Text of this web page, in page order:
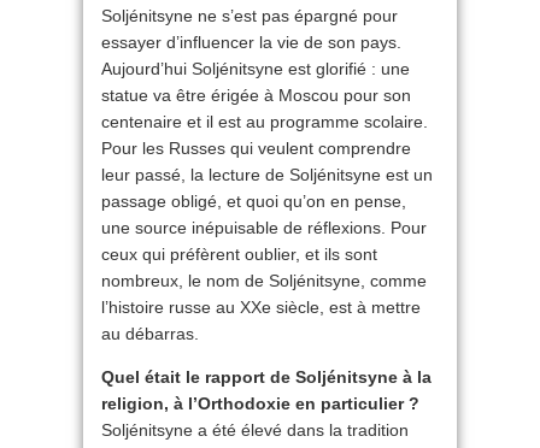
Soljénitsyne ne s’est pas épargné pour
essayer d’influencer la vie de son pays.
Aujourd’hui Soljénitsyne est glorifié : une
statue va être érigée à Moscou pour son
centenaire et il est au programme scolaire.
Pour les Russes qui veulent comprendre
leur passé, la lecture de Soljénitsyne est un
passage obligé, et quoi qu’on en pense,
une source inépuisable de réflexions. Pour
ceux qui préfèrent oublier, et ils sont
nombreux, le nom de Soljénitsyne, comme
l’histoire russe au XXe siècle, est à mettre
au débarras.
Quel était le rapport de Soljénitsyne à la
religion, à l’Orthodoxie en particulier ?
Soljénitsyne a été élevé dans la tradition